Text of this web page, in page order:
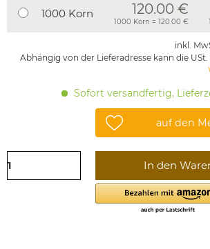
1000 Korn 120.00 €
1000 Korn = 120.00 €
inkl.
Abhängig von der Lieferadresse kann die USt.
Sofort versandfertig,
auf den
In den